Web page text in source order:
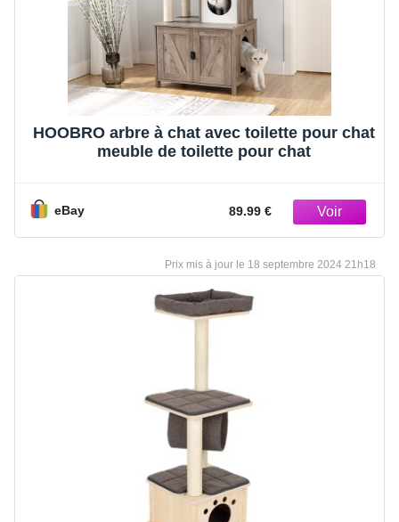
HOOBRO arbre à chat avec toilette pour chat
meuble de toilette pour chat
eBay 89.99 €
18 septembre 2024 21h18